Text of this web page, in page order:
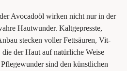
Avo­ca­do­öl wir­ken nicht nur in der
Haut­wun­der. Kalt­ge­press­te,
ste­cken vol­ler Fett­säu­ren, Vit­
der Haut auf natür­li­che Wei­se
sind den künst­li­chen